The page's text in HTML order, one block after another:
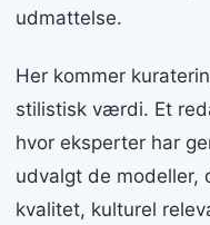
udmattelse.
Her kommer
stilistisk værdi. Et
hvor eksperter har
udvalgt de
kvalitet, kulturel